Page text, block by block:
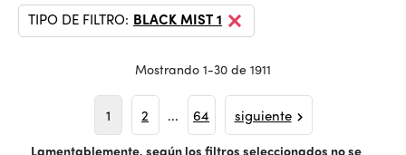
TIPO DE FILTRO: BLACK MIST 1
Mostrando 1-30 de 1911
1 2 ... 64 siguiente
Lamentablemente, según los filtros seleccionados no se